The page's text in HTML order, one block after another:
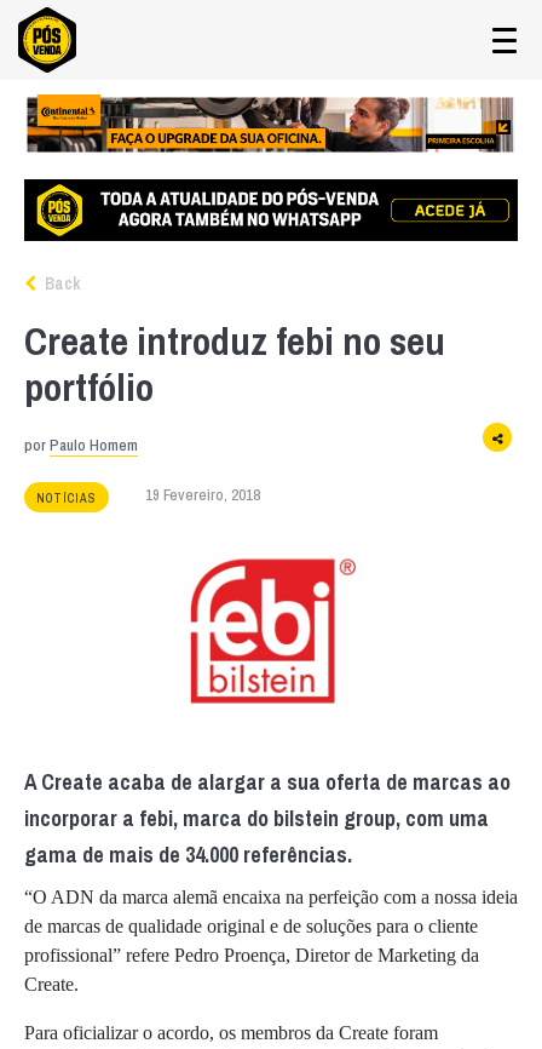
Back
Create introduz febi no seu
portfólio
porPaulo Homem
NOTÍCIAS 19 Fevereiro, 2018
A Create acaba de alargar a sua oferta de marcas ao
incorporar a febi, marca do bilstein group, com uma
gama de mais de 34.000 referências.
“O ADN da marca alemã encaixa na perfeição com a nossa ideia
de marcas de qualidade original e de soluções para o cliente
profissional” refere Pedro Proença, Diretor de Marketing da
Create.
Para oficializar o acordo, os membros da Create foram